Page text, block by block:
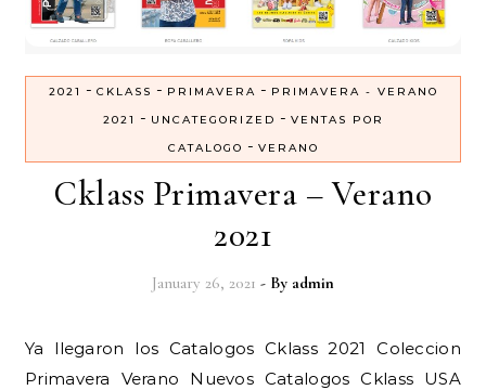
2021 - CKLASS - PRIMAVERA - PRIMAVERA - VERANO
2021
- UNCATEGORIZED - VENTAS POR
CATALOGO - VERANO
Cklass Primavera – Verano
2021
January 26, 2021 - By admin
Ya llegaron los Catalogos Cklass 2021 Coleccion
Primavera Verano Nuevos Catalogos Cklass USA